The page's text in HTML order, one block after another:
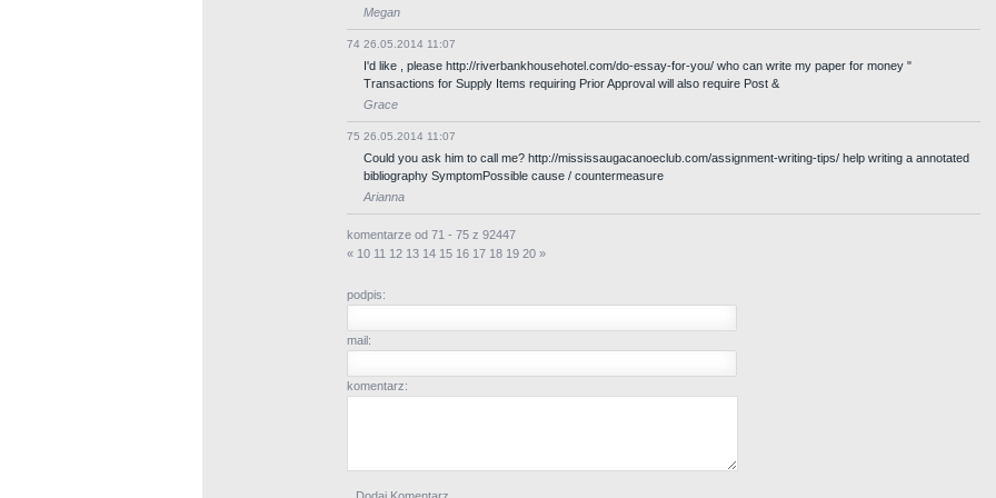
Megan
74 26.05.2014 11:07
I'd like , please http://riverbankhousehotel.com/do-essay-for-you/ who can write my paper for money "
Transactions for Supply Items requiring Prior Approval will also require Post &
Grace
75 26.05.2014 11:07
Could you ask him to call me? http://mississaugacanoeclub.com/assignment-writing-tips/ help writing a annotated
bibliography SymptomPossible cause / countermeasure
Arianna
komentarze od 71 - 75 z 92447
« 10 11 12 13 14 15 16 17 18 19 20 »
podpis:
mail:
komentarz: